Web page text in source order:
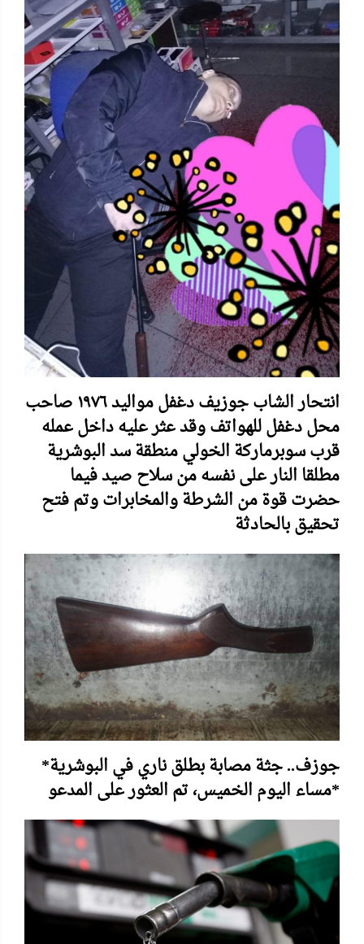
انتحار الشاب جوزيف دغفل مواليد ١٩٧٦ صاحب
محل دغفل للهواتف وقد عثر عليه داخل عمله
قرب سوبرماركة الخولي منطقة سد البوشرية
مطلقا النار على نفسه من سلاح صيد فيما
حضرت قوة من الشرطة والمخابرات وتم فتح
تحقيق بالحادثة
جوزف.. جثة مصابة بطلق ناري في البوشرية*
*مساء اليوم الخميس، تم العثور على المدعو